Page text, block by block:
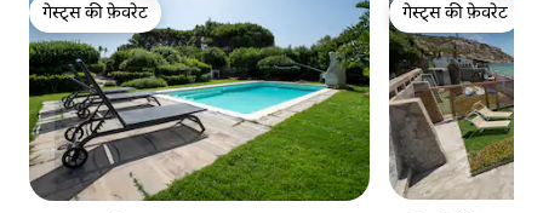
गेस्ट्स की फ़ेवरेट
गेस्ट्स की फ़ेवरेट
गेस्ट्स की फ़ेवरेट
गेस्ट्स की फ़ेवरेट